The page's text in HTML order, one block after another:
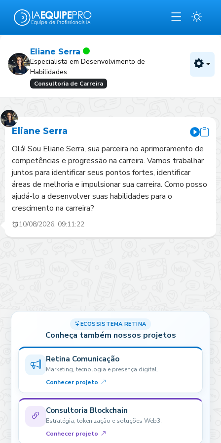
Eliane Serra
Especialista em Desenvolvimento de
Habilidades
Consultoria de Carreira
Eliane Serra
Olá! Sou Eliane Serra, sua parceira no aprimoramento de
competências e progressão na carreira. Vamos trabalhar
juntos para identificar seus pontos fortes, identificar
áreas de melhoria e impulsionar sua carreira. Como posso
ajudá-lo a desenvolver suas habilidades para o
crescimento na carreira?
10/08/2026, 09:11:22
ECOSSISTEMA RETINA
Conheça também nossos projetos
Retina Comunicação
Marketing, tecnologia e presença digital.
Conhecer projeto
Consultoria Blockchain
Estratégia, tokenização e soluções Web3.
Conhecer projeto